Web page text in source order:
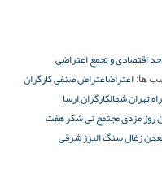
ها: اعتراضاعتراض صنفی کارگران
تهران شمالکارگران ارسا
روز مزدی مجتمع نی شکر هفت
زغال سنگ البرز شرقی